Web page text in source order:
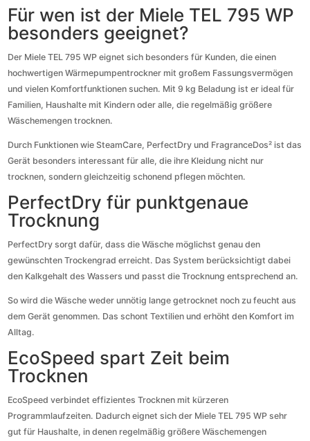
Für wen ist der Miele TEL 795 WP
besonders geeignet?
Der Miele TEL 795 WP eignet sich besonders für Kunden, die einen
hochwertigen Wärmepumpentrockner mit großem Fassungsvermögen
und vielen Komfortfunktionen suchen. Mit 9 kg Beladung ist er ideal für
Familien, Haushalte mit Kindern oder alle, die regelmäßig größere
Wäschemengen trocknen.
Durch Funktionen wie SteamCare, PerfectDry und FragranceDos² ist das
Gerät besonders interessant für alle, die ihre Kleidung nicht nur
trocknen, sondern gleichzeitig schonend pflegen möchten.
PerfectDry für punktgenaue
Trocknung
PerfectDry sorgt dafür, dass die Wäsche möglichst genau den
gewünschten Trockengrad erreicht. Das System berücksichtigt dabei
den Kalkgehalt des Wassers und passt die Trocknung entsprechend an.
So wird die Wäsche weder unnötig lange getrocknet noch zu feucht aus
dem Gerät genommen. Das schont Textilien und erhöht den Komfort im
Alltag.
EcoSpeed spart Zeit beim
Trocknen
EcoSpeed verbindet effizientes Trocknen mit kürzeren
Programmlaufzeiten. Dadurch eignet sich der Miele TEL 795 WP sehr
gut für Haushalte, in denen regelmäßig größere Wäschemengen